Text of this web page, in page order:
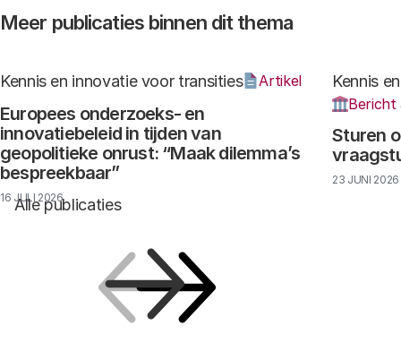
Meer publicaties binnen dit thema
Alle publicaties
Europees onderzoeks- en
innovatiebeleid in tijden van
geopolitieke onrust: “Maak dilemma’s
bespreekbaar”
Kennis en innovatie voor transities Artikel
16 JULI 2026
Sturen
Kennis
Bericht
23 JUNI 2026